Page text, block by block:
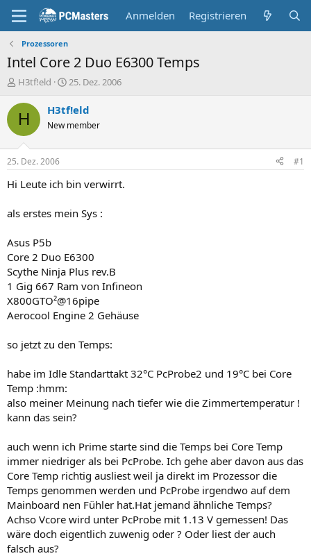
Anmelden Registrieren
Prozessoren
Intel Core 2 Duo E6300 Temps
E
s
e
H3tf!eld
E
s
e
t
a
25. Dez. 2006
H H3tf!eld
New member
25. Dez. 2006 #1
Hi Leute ich bin verwirrt.
als erstes mein Sys :
Asus P5b
Core 2 Duo E6300
Scythe Ninja Plus rev.B
1 Gig 667 Ram von Infineon
X800GTO²@16pipe
Aerocool Engine 2 Gehäuse
so jetzt zu den Temps:
habe im Idle Standarttakt 32°C PcProbe2 und 19°C bei Core
Temp :hmm:
also meiner Meinung nach tiefer wie die Zimmertemperatur !
kann das sein?
auch wenn ich Prime starte sind die Temps bei Core Temp
immer niedriger als bei PcProbe. Ich gehe aber davon aus das
Core Temp richtig ausliest weil ja direkt im Prozessor die
Temps genommen werden und PcProbe irgendwo auf dem
Mainboard nen Fühler hat.Hat jemand ähnliche Temps?
Achso Vcore wird unter PcProbe mit 1.13 V gemessen! Das
wäre doch eigentlich zuwenig oder ? Oder liest der auch
falsch aus?